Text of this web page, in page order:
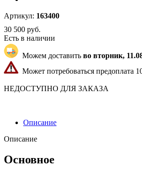
Артикул: 163400
30 500 руб.
Есть в наличии
Можем доставить во вторник,
Может потребоваться предоплата
НЕДОСТУПНО ДЛЯ ЗАКАЗА
Описание
Описание
Основное